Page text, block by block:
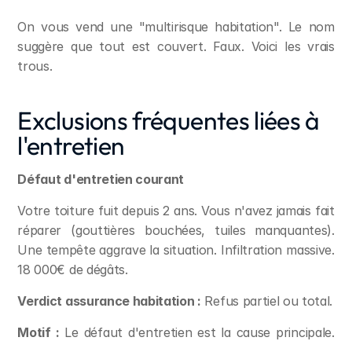
On vous vend une "multirisque habitation". Le nom
suggère que tout est couvert. Faux. Voici les vrais
trous.
Exclusions fréquentes liées à
l'entretien
Défaut d'entretien courant
Votre toiture fuit depuis 2 ans. Vous n'avez jamais fait
réparer (gouttières bouchées, tuiles manquantes).
Une tempête aggrave la situation. Infiltration massive.
18 000€ de dégâts.
Verdict assurance habitation : Refus partiel ou total.
Motif : Le défaut d'entretien est la cause principale.